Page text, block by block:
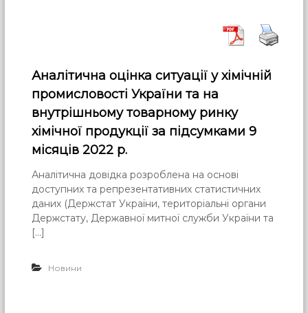
Аналітична оцінка ситуації у хімічній
промисловості України та на
внутрішньому товарному ринку
хімічної продукції за підсумками 9
місяців 2022 р.
Аналітична довідка розроблена на основі
доступних та репрезентативних статистичних
даних (Держстат України, територіальні органи
Держстату, Державної митної служби України та
[…]
Новини